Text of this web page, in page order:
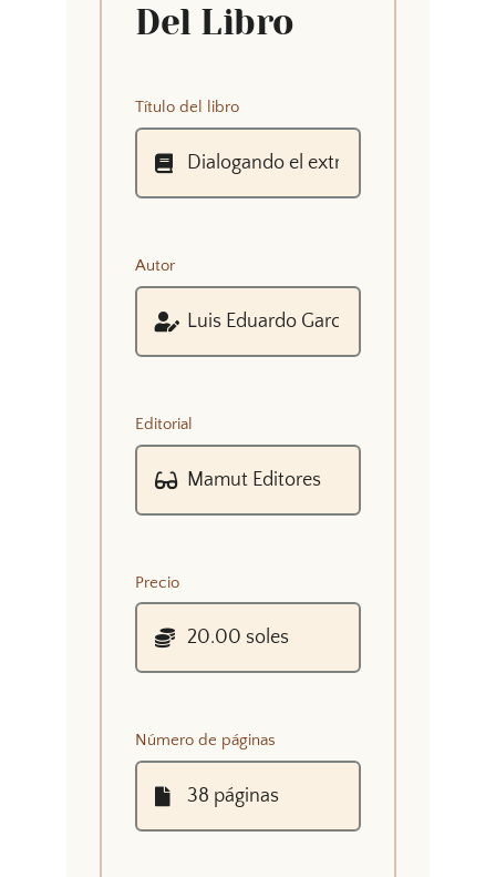
Del Libro
Título del libro
Autor
Editorial
Precio
Número de páginas